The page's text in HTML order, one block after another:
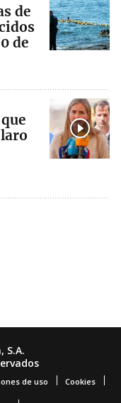
de
de
S.A.
de uso Cookies